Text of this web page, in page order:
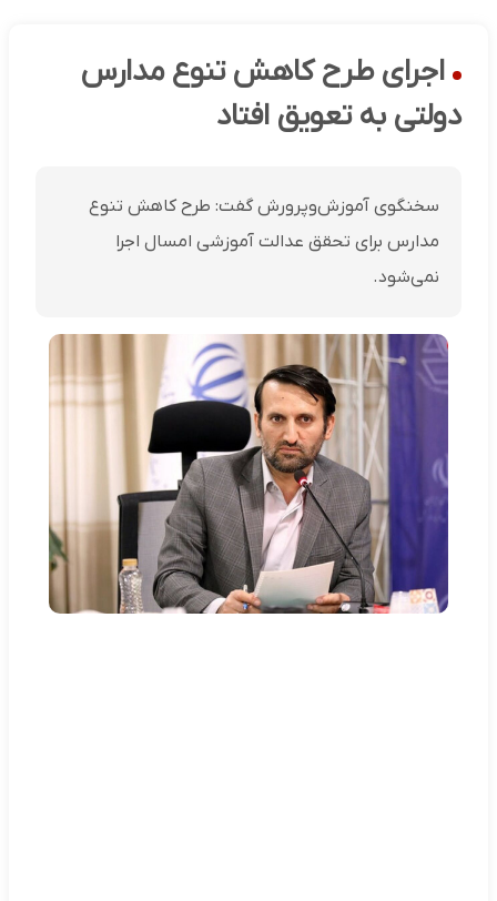
اجرای طرح کاهش تنوع مدارس
دولتی به تعویق افتاد
سخنگوی آموزش‌وپرورش گفت: طرح کاهش تنوع
مدارس برای تحقق عدالت آموزشی امسال اجرا
نمی‌شود.